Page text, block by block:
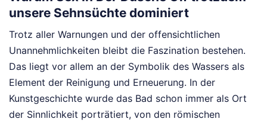
unsere Sehnsüchte dominiert
Trotz aller Warnungen und der offensichtlichen
Unannehmlichkeiten bleibt die Faszination bestehen.
Das liegt vor allem an der Symbolik des Wassers als
Element der Reinigung und Erneuerung. In der
Kunstgeschichte wurde das Bad schon immer als Ort
der Sinnlichkeit porträtiert, von den römischen